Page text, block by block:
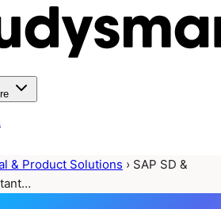
& Product Solutions › SAP SD &